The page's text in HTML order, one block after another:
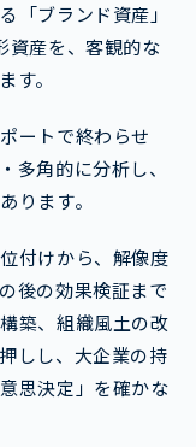
「ブランド資産」
資産を、客観的な
す。
ートで終わらせ
多角的に分析し、
ります。
付けから、解像度
後の効果検証まで
築、組織風土の改
しし、大企業の持
思決定」を確かな